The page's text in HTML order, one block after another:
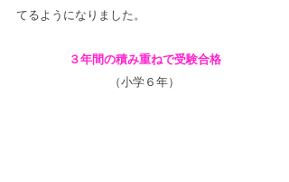
てるようになりました。
３年間の積み重ねで受験合格
（小学６年）